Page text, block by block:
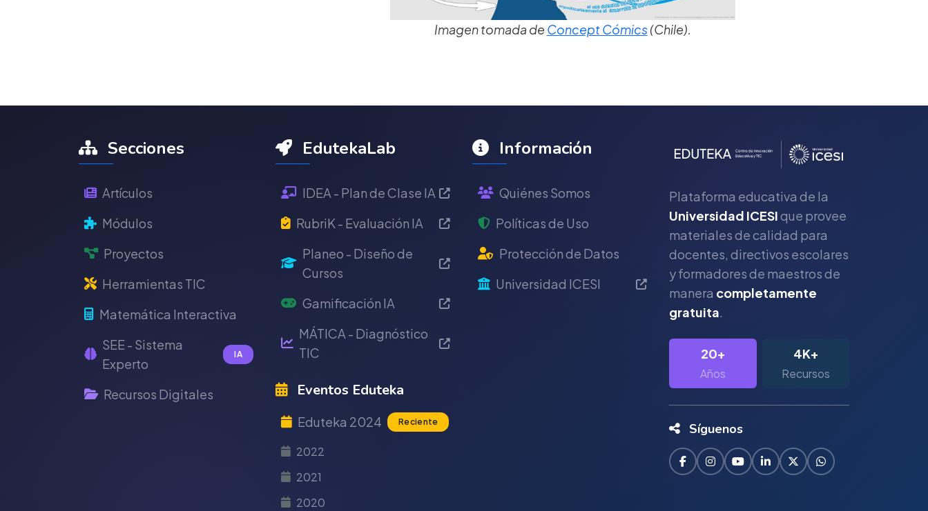
Imagen tomada de Concept Cómics(Chile).
Secciones
Artículos
Módulos
Proyectos
Herramientas TIC
Matemática Interactiva
SEE - Sistema
Experto
IA
Recursos Digitales
EdutekaLab
IDEA - Plan de Clase IA
RubriK - Evaluación IA
Planeo - Diseño de
Cursos
Gamificación IA
MÁTICA - Diagnóstico
TIC
Eventos Eduteka
Eduteka 2024 Reciente
2022
2021
2020
Información
Quiénes Somos
Políticas de Uso
Protección de Datos
Universidad ICESI
Plataforma educativa de la
Universidad ICESIque provee
materiales de calidad para
docentes, directivos escolares
y formadores de maestros de
manera completamente
gratuita.
20+
Años
4K+
Recursos
Síguenos